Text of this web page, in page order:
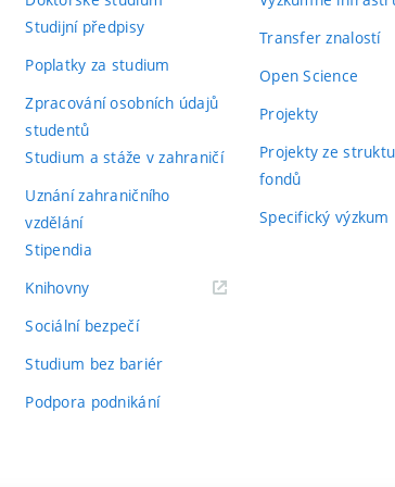
Studijní předpisy
Poplatky za studium
Zpracování osobních údajů
studentů
Studium a stáže v zahraničí
Uznání zahraničního
vzdělání
Stipendia
Knihovny(externí
Sociální bezpečí
Studium bez bariér
Podpora podnikání
Transfer znalostí
Open Science
Projekty
Projekty ze
fondů
Specifický výzkum